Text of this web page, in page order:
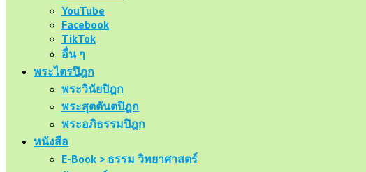
YouTube
Facebook
TikTok
อื่น ๆ
พระไตรปิฎก
พระวินัยปิฎก
พระสุตตันตปิฎก
พระอภิธรรมปิฎก
หนังสือ
E-Book > ธรรม วิทยาศาสตร์